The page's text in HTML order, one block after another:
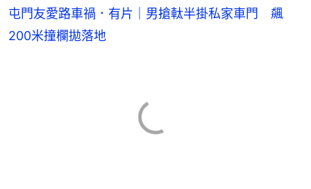
屯門友愛路車禍．有片｜男搶軚半掛私家車門 飆
200米撞欄拋落地